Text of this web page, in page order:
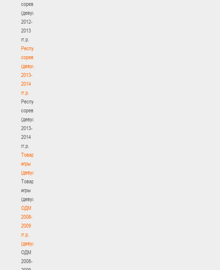
соревнования
(девушки)
2012-
2013
гг.р.
Республиканские
соревнования
(девушки)
2013-
2014
гг.р.
Республиканские
соревнования
(девушки)
2013-
2014
гг.р.
Товарищеские
игры
(девушки)
Товарищеские
игры
(девушки)
ОДМ
2008-
2009
гг.р.
(девушки)
ОДМ
2008-